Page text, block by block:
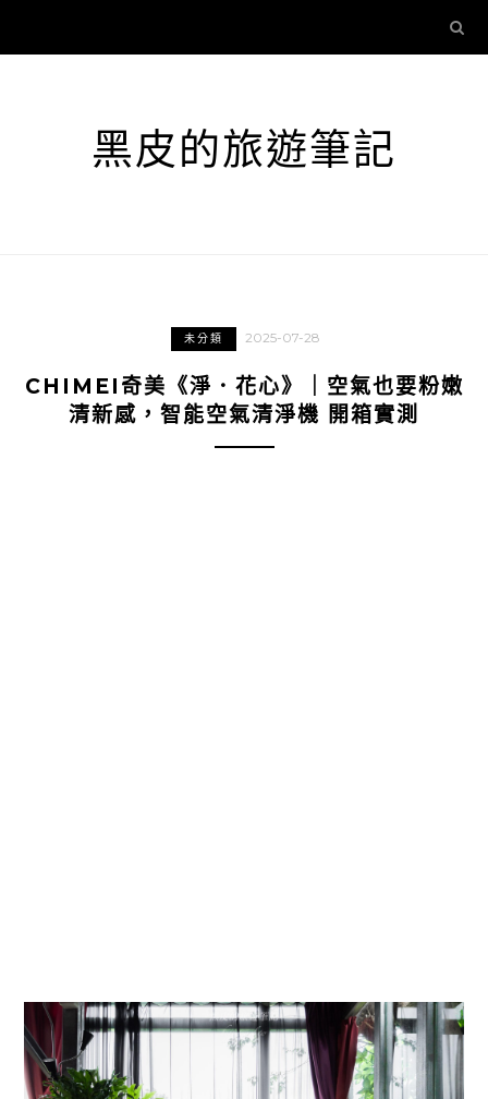
黑皮的旅遊筆記
未分類 2025-07-28
CHIMEI奇美《淨．花心》｜空氣也要粉嫩
清新感，智能空氣清淨機 開箱實測